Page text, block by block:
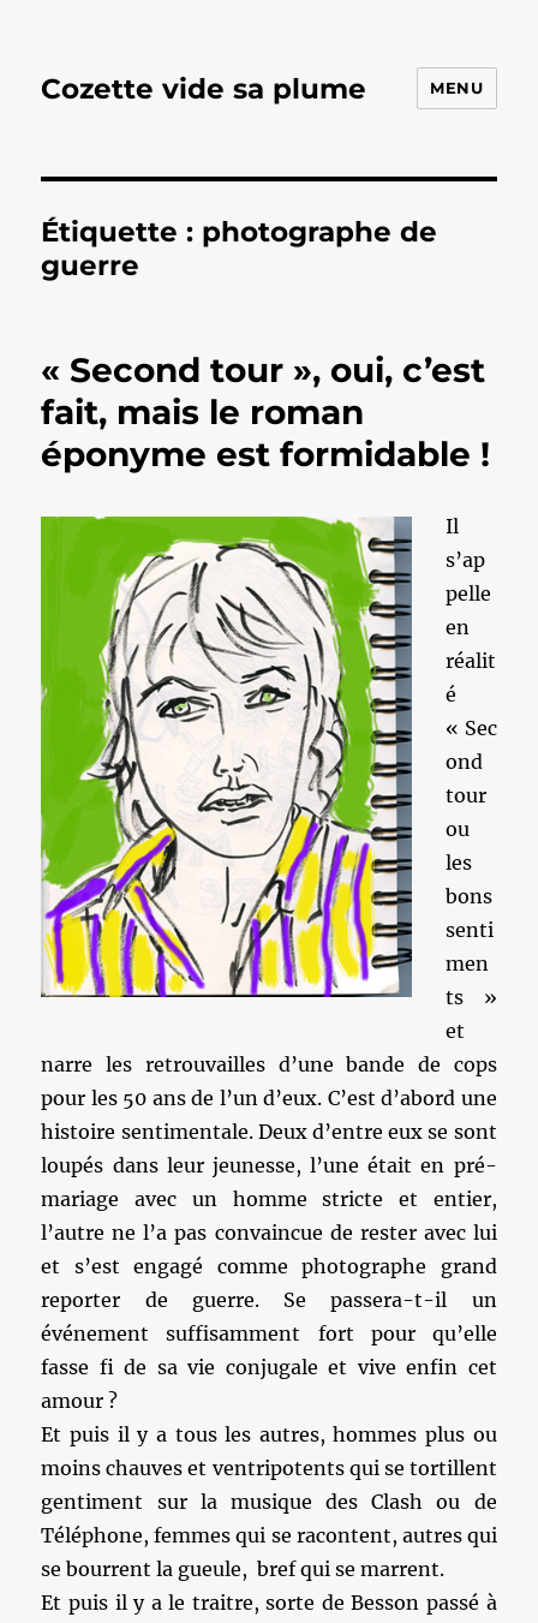
Cozette vide sa plume MENU
Étiquette : photographe de
guerre
« Second tour », oui, c’est
fait, mais le roman
éponyme est formidable !
Il
s’ap
pelle
en
réalit
é
« Sec
ond
tour
ou
les
bons
senti
men
ts »
et
narre les retrouvailles d’une bande de cops
pour les 50 ans de l’un d’eux. C’est d’abord une
histoire sentimentale. Deux d’entre eux se sont
loupés dans leur jeunesse, l’une était en pré-
mariage avec un homme stricte et entier,
l’autre ne l’a pas convaincue de rester avec lui
et s’est engagé comme photographe grand
reporter de guerre. Se passera-t-il un
événement suffisamment fort pour qu’elle
fasse fi de sa vie conjugale et vive enfin cet
amour ?
Et puis il y a tous les autres, hommes plus ou
moins chauves et ventripotents qui se tortillent
gentiment sur la musique des Clash ou de
Téléphone, femmes qui se racontent, autres qui
se bourrent la gueule, bref qui se marrent.
Et puis il y a le traitre, sorte de Besson passé à